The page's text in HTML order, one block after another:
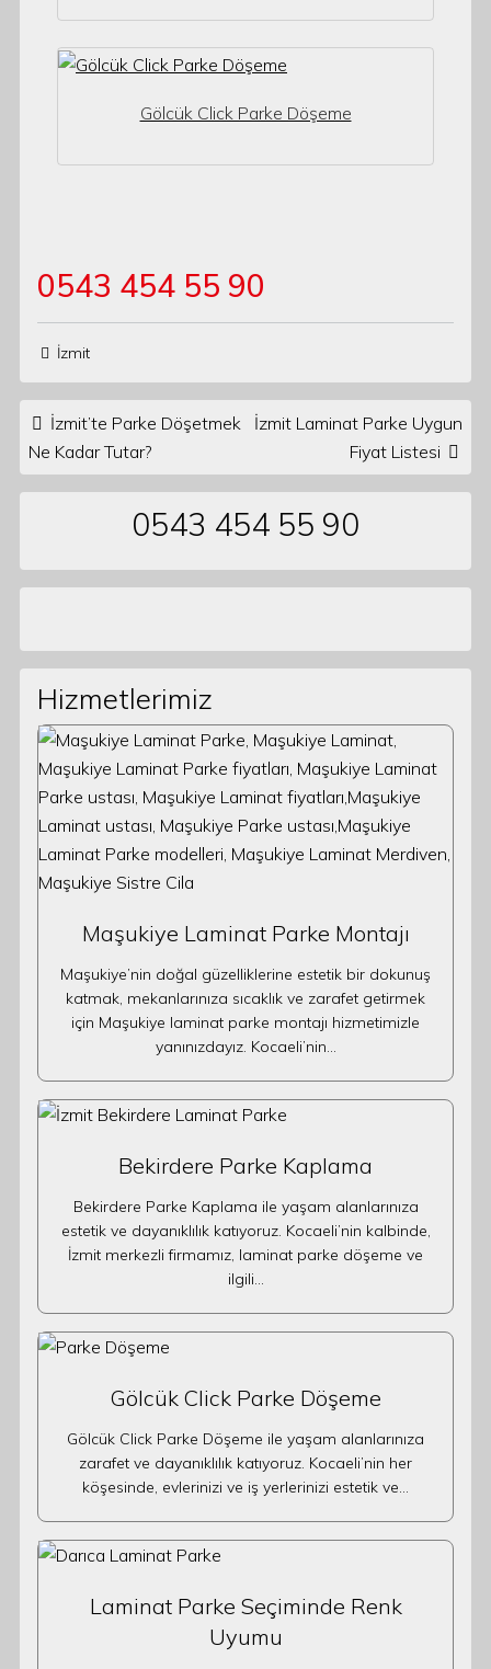
Gölcük Click Parke Döşeme
0543 454 55 90
İzmit
Post navigation
İzmit’te Parke Döşetmek
Ne Kadar Tutar?
İzmit Laminat Parke Uygun
Fiyat Listesi
0543 454 55 90
Hizmetlerimiz
Maşukiye Laminat Parke Montajı
Maşukiye’nin doğal güzelliklerine estetik bir dokunuş
katmak, mekanlarınıza sıcaklık ve zarafet getirmek
için Maşukiye laminat parke montajı hizmetimizle
yanınızdayız. Kocaeli’nin…
Bekirdere Parke Kaplama
Bekirdere Parke Kaplama ile yaşam alanlarınıza
estetik ve dayanıklılık katıyoruz. Kocaeli’nin kalbinde,
İzmit merkezli firmamız, laminat parke döşeme ve
ilgili…
Gölcük Click Parke Döşeme
Gölcük Click Parke Döşeme ile yaşam alanlarınıza
zarafet ve dayanıklılık katıyoruz. Kocaeli’nin her
köşesinde, evlerinizi ve iş yerlerinizi estetik ve…
Laminat Parke Seçiminde Renk
Uyumu